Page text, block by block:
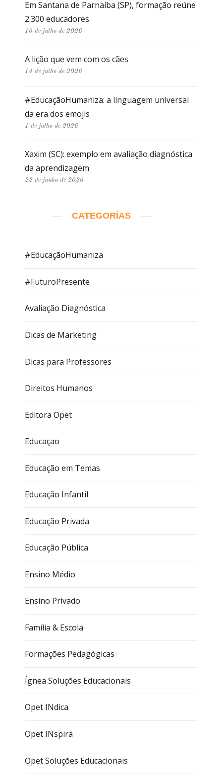
Em Santana de Parnaíba (SP), formação reúne
2.300 educadores
16 de julho de 2026
A lição que vem com os cães
14 de julho de 2026
#EducaçãoHumaniza: a linguagem universal
da era dos emojis
1 de julho de 2026
Xaxim (SC): exemplo em avaliação diagnóstica
da aprendizagem
22 de junho de 2026
CATEGORÍAS
#EducaçãoHumaniza
#FuturoPresente
Avaliação Diagnóstica
Dicas de Marketing
Dicas para Professores
Direitos Humanos
Editora Opet
Educaçao
Educação em Temas
Educação Infantil
Educação Privada
Educação Pública
Ensino Médio
Ensino Privado
Família & Escola
Formações Pedagógicas
Ígnea Soluções Educacionais
Opet INdica
Opet INspira
Opet Soluções Educacionais